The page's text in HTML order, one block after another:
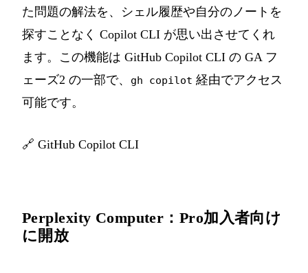
た問題の解法を、シェル履歴や自分のノートを
探すことなく Copilot CLI が思い出させてくれ
ます。この機能は GitHub Copilot CLI の GA フ
ェーズ2 の一部で、
gh copilot 経由でアクセス
可能です。
🔗 GitHub Copilot CLI
Perplexity Computer：Pro加入者向け
に開放